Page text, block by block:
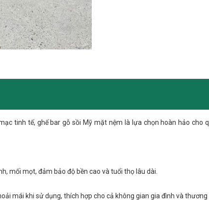
tinh tế, ghế bar gỗ sồi Mỹ mặt nệm là lựa chọn hoàn hảo cho
mối mọt, đảm bảo độ bền cao và tuổi thọ lâu dài.
mái khi sử dụng, thích hợp cho cả không gian gia đình và thương